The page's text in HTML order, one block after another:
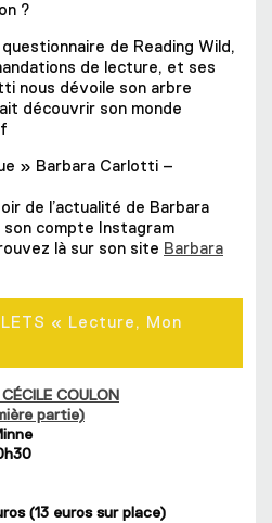
?
de Reading Wild,
de lecture, et ses
nous dévoile son arbre
découvrir son monde
» Barbara Carlotti –
de l’actualité de Barbara
compte Instagram
là sur son site Barbara
« Lecture, Mon
COULON
partie)
(13 euros sur place)